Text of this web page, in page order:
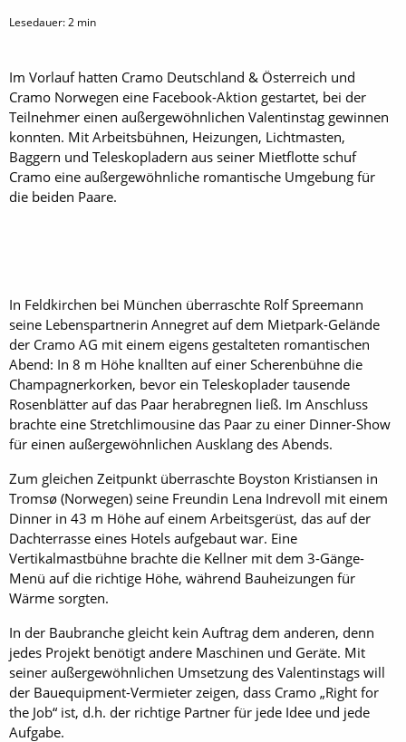
Lesedauer:2 min
Im Vorlauf hatten Cramo Deutschland & Österreich und
Cramo Norwegen eine Facebook-Aktion gestartet, bei der
Teilnehmer einen außergewöhnlichen Valentinstag gewinnen
konnten. Mit Arbeitsbühnen, Heizungen, Lichtmasten,
Baggern und Teleskopladern aus seiner Mietflotte schuf
Cramo eine außergewöhnliche romantische Umgebung für
die beiden Paare.
In Feldkirchen bei München überraschte Rolf Spreemann
seine Lebenspartnerin Annegret auf dem Mietpark-Gelände
der Cramo AG mit einem eigens gestalteten romantischen
Abend: In 8 m Höhe knallten auf einer Scherenbühne die
Champagnerkorken, bevor ein Teleskoplader tausende
Rosenblätter auf das Paar herabregnen ließ. Im Anschluss
brachte eine Stretchlimousine das Paar zu einer Dinner-Show
für einen außergewöhnlichen Ausklang des Abends.
Zum gleichen Zeitpunkt überraschte Boyston Kristiansen in
Tromsø (Norwegen) seine Freundin Lena Indrevoll mit einem
Dinner in 43 m Höhe auf einem Arbeitsgerüst, das auf der
Dachterrasse eines Hotels aufgebaut war. Eine
Vertikalmastbühne brachte die Kellner mit dem 3-Gänge-
Menü auf die richtige Höhe, während Bauheizungen für
Wärme sorgten.
In der Baubranche gleicht kein Auftrag dem anderen, denn
jedes Projekt benötigt andere Maschinen und Geräte. Mit
seiner außergewöhnlichen Umsetzung des Valentinstags will
der Bauequipment-Vermieter zeigen, dass Cramo „Right for
the Job“ ist, d.h. der richtige Partner für jede Idee und jede
Aufgabe.